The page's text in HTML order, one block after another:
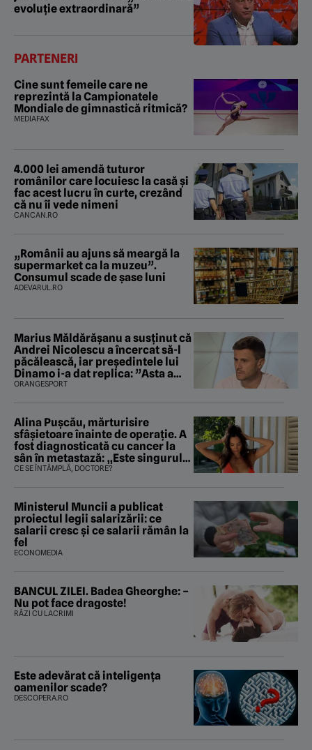
evoluție extraordinară”
PARTENERI
Cine sunt femeile care ne
reprezintă la Campionatele
Mondiale de gimnastică ritmică?
MEDIAFAX
4.000 lei amendă tuturor
românilor care locuiesc la casă și
fac acest lucru în curte, crezând
că nu îi vede nimeni
CANCAN.RO
„Românii au ajuns să meargă la
supermarket ca la muzeu”.
Consumul scade de șase luni
ADEVARUL.RO
Marius Măldărăşanu a susţinut că
Andrei Nicolescu a încercat să-l
păcălească, iar preşedintele lui
Dinamo i-a dat replica: ”Asta a
fost istoria”
ORANGESPORT
Alina Pușcău, mărturisire
sfâșietoare înainte de operație. A
fost diagnosticată cu cancer la
sân în metastază: „Este singurul
tratament care o să mă ajute să
CE SE ÎNTÂMPLĂ, DOCTORE?
Ministerul Muncii a publicat
proiectul legii salarizării: ce
salarii cresc și ce salarii rămân la
fel
ECONOMEDIA
BANCUL ZILEI. Badea Gheorghe: –
Nu pot face dragoste!
RÂZI CU LACRIMI
Este adevărat că inteligența
oamenilor scade?
DESCOPERA.RO